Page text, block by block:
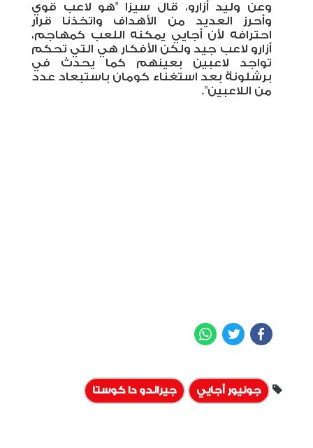
وعن وليد أزارو، قال سيزا "هو لاعب قوي
وأحرز العديد من الأهداف واتخذنا قرار
احترافه لأن أجايي يمكنه اللعب كمهاجم،
أزارو لاعب جيد ولكن الأفكار هي التي تحكم
تواجد لاعبين بعينهم كما يحدث في
برشلونة بعد استغناء كومان باستبعاد عدد
من اللاعبين".
Facebook
Twitter
جونيور أجايي جيرالدو دا كوستا